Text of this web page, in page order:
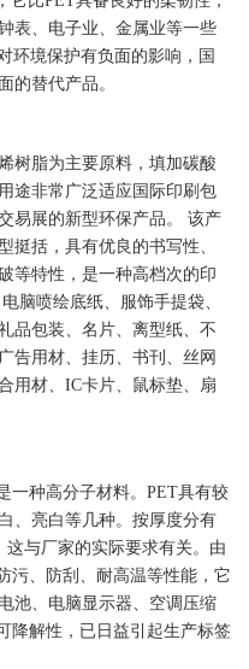
表、电子业、金属业等一些
环境保护有负面的影响，国
的替代产品。
树脂为主要原料，填加碳酸
途非常广泛适应国际印刷包
易展的新型环保产品。 该产
挺括，具有优良的书写性、
等特性，是一种高档次的印
脑喷绘底纸、服饰手提袋、
品包装、名片、离型纸、 不
告用材、挂历、书刊、丝网
用材、IC卡片、鼠标垫、扇
一种高分子材料。 PET具有较
、亮白等几种。按厚度分有
这与厂家的实际要求有关。由
污、防刮、耐高温等性能，它
池、电脑显示器、空调压缩
降解性，已日益引起生产标签